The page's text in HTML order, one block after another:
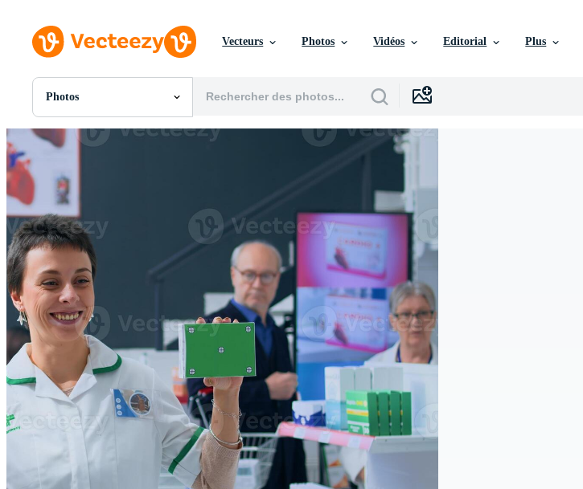
Vecteurs Photos Vidéos Editorial Plus
Photos
Toutes Images
Photos
SVGs
Modèles
Vecteurs
Vidéos
Motion graphics
Images Éditoriales
Événements Éditoriaux